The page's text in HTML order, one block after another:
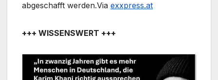
abgeschafft werden.Via exxpress.at
+++ WISSENSWERT +++